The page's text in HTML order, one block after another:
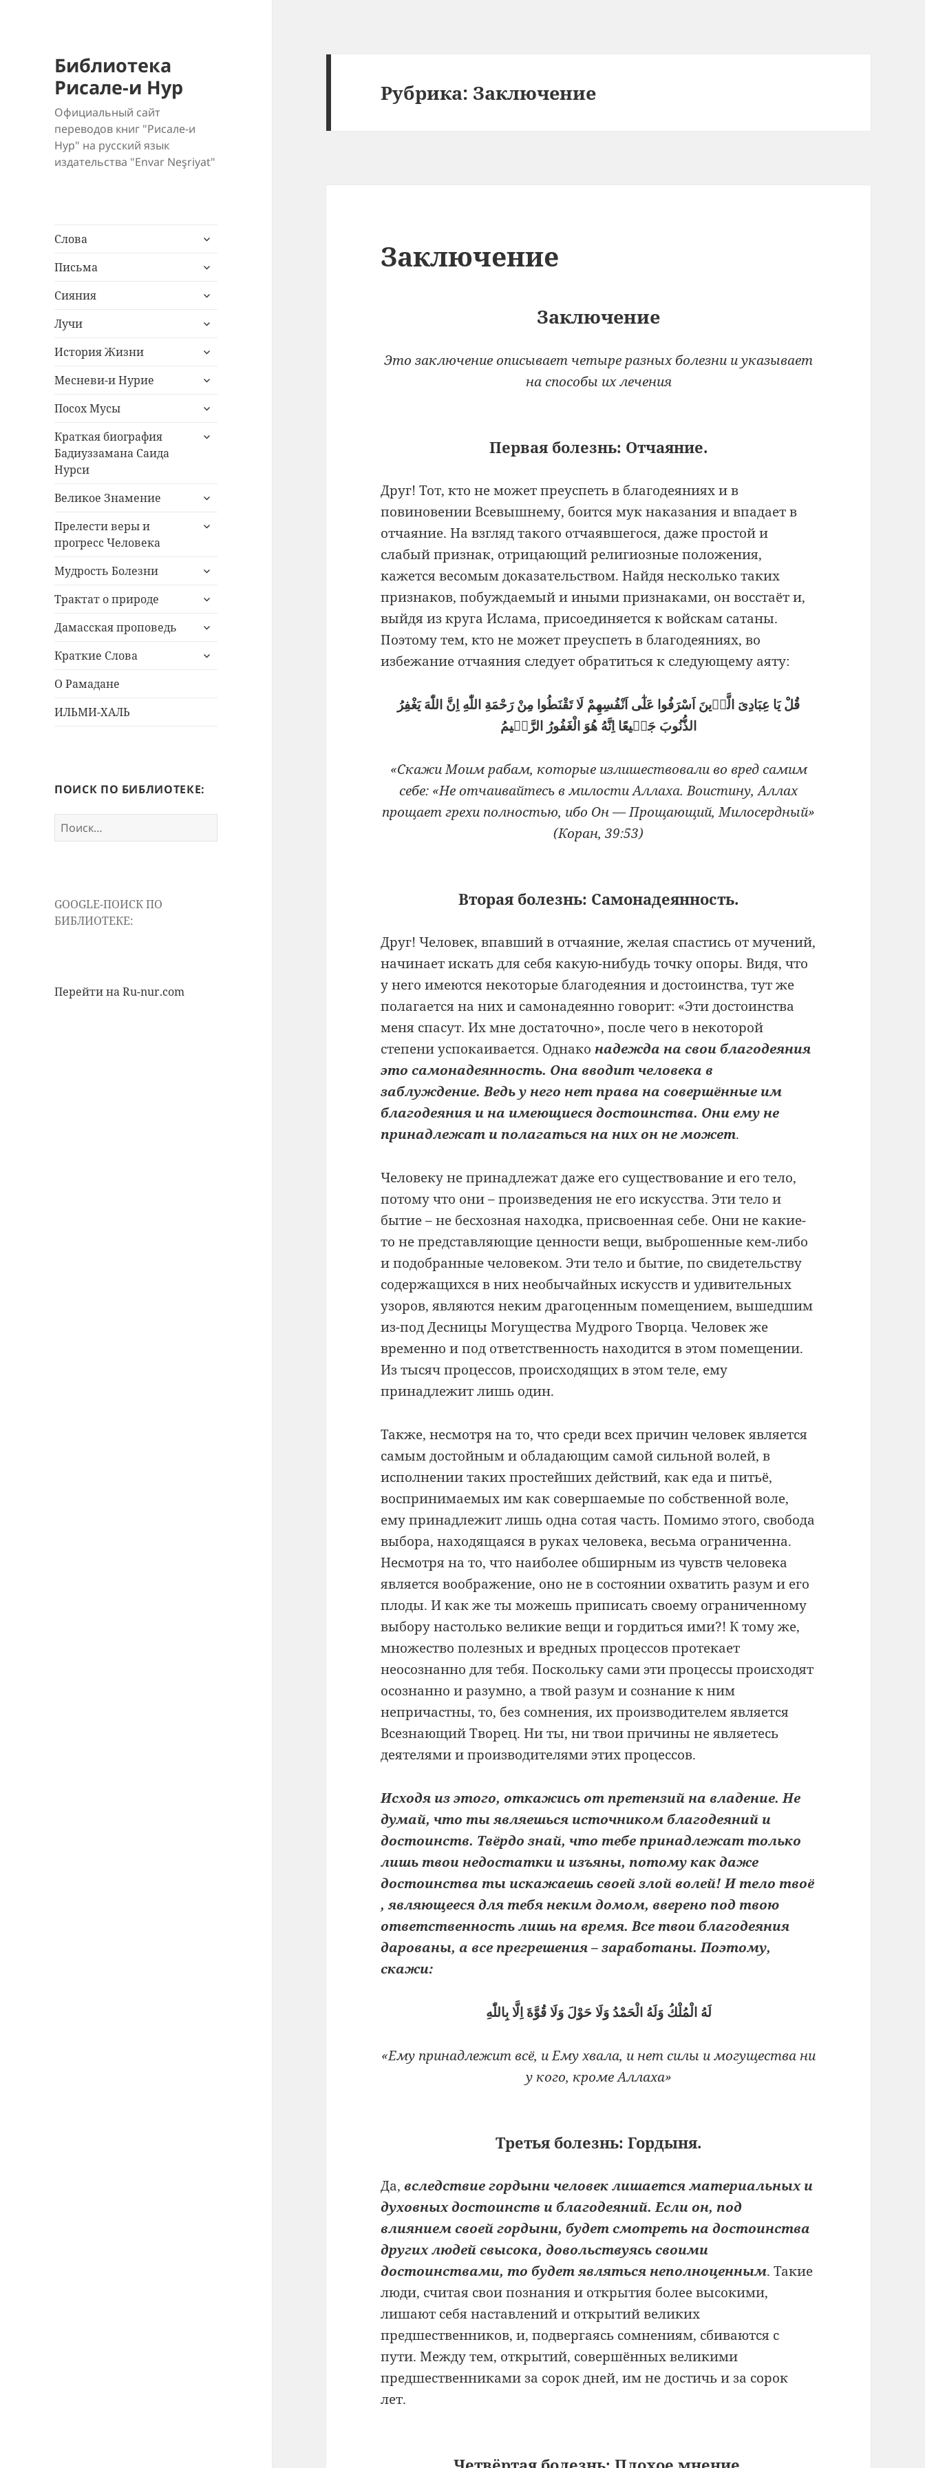
Библиотека
Рисале-и Нур
Официальный сайт
переводов книг "Рисале-и
Нур" на русский язык
издательства "Envar Neşriyat"
Слова
раскрыть
меню
Письма
раскрыть
меню
Сияния
раскрыть
меню
Лучи
раскрыть
меню
История Жизни
раскрыть
меню
Месневи-и Нурие
раскрыть
меню
Посох Мусы
раскрыть
меню
Краткая биография
Бадиуззамана Саида
Нурси
раскрыть
Великое Знамение
раскрыть
меню
Прелести веры и
прогресс Человека
раскрыть
Мудрость Болезни
раскрыть
меню
Трактат о природе
раскрыть
меню
Дамасская проповедь
раскрыть
меню
Краткие Слова
раскрыть
О Рамадане
ИЛЬМИ-ХАЛЬ
ПОИСК ПО БИБЛИОТЕКЕ:
Найти:
GOOGLE-ПОИСК ПО
БИБЛИОТЕКЕ:
Перейти на Ru-nur.com
Рубрика: Заключение
Заключение
Заключение
Это заключение описывает четыре разных болезни и указывает
на способы их лечения
Первая болезнь: Отчаяние.
Друг! Тот, кто не может преуспеть в благодеяниях и в
повиновении Всевышнему, боится мук наказания и впадает в
отчаяние. На взгляд такого отчаявшегося, даже простой и
слабый признак, отрицающий религиозные положения,
кажется весомым доказательством. Найдя несколько таких
признаков, побуждаемый и иными признаками, он восстаёт и,
выйдя из круга Ислама, присоединяется к войскам сатаны.
Поэтому тем, кто не может преуспеть в благодеяниях, во
избежание отчаяния следует обратиться к следующему аяту:
قُلْ يَا عِبَادِىَ الَّذٖينَ اَسْرَفُوا عَلٰٓى اَنْفُسِهِمْ لَا تَقْنَطُوا مِنْ رَحْمَةِ اللّٰهِ اِنَّ اللّٰهَ يَغْفِرُ
الذُّنُوبَ جَمٖيعًا اِنَّهُ هُوَ الْغَفُورُ الرَّحٖيمُ
«Скажи Моим рабам, которые излишествовали во вред самим
себе: «Не отчаивайтесь в милости Аллаха. Воистину, Аллах
прощает грехи полностью, ибо Он — Прощающий, Милосердный»
(Коран, 39:53)
Вторая болезнь: Самонадеянность.
Друг! Человек, впавший в отчаяние, желая спастись от мучений,
начинает искать для себя какую-нибудь точку опоры. Видя, что
у него имеются некоторые благодеяния и достоинства, тут же
полагается на них и самонадеянно говорит: «Эти достоинства
меня спасут. Их мне достаточно», после чего в некоторой
степени успокаивается. Однаконадежда на свои благодеяния
это самонадеянность. Она вводит человека в
заблуждение. Ведь у него нет права на совершённые им
благодеяния и на имеющиеся достоинства. Они ему не
принадлежат и полагаться на них он не может.
Человеку не принадлежат даже его существование и его тело,
потому что они – произведения не его искусства. Эти тело и
бытие – не бесхозная находка, присвоенная себе. Они не какие-
то не представляющие ценности вещи, выброшенные кем-либо
и подобранные человеком. Эти тело и бытие, по свидетельству
содержащихся в них необычайных искусств и удивительных
узоров, являются неким драгоценным помещением, вышедшим
из-под Десницы Могущества Мудрого Творца. Человек же
временно и под ответственность находится в этом помещении.
Из тысяч процессов, происходящих в этом теле, ему
принадлежит лишь один.
Также, несмотря на то, что среди всех причин человек является
самым достойным и обладающим самой сильной волей, в
исполнении таких простейших действий, как еда и питьё,
воспринимаемых им как совершаемые по собственной воле,
ему принадлежит лишь одна сотая часть. Помимо этого, свобода
выбора, находящаяся в руках человека, весьма ограниченна.
Несмотря на то, что наиболее обширным из чувств человека
является воображение, оно не в состоянии охватить разум и его
плоды. И как же ты можешь приписать своему ограниченному
выбору настолько великие вещи и гордиться ими?! К тому же,
множество полезных и вредных процессов протекает
неосознанно для тебя. Поскольку сами эти процессы происходят
осознанно и разумно, а твой разум и сознание к ним
непричастны, то, без сомнения, их производителем является
Всезнающий Творец. Ни ты, ни твои причины не являетесь
деятелями и производителями этих процессов.
Исходя из этого, откажись от претензий на владение. Не
думай, что ты являешься источником благодеяний и
достоинств. Твёрдо знай, что тебе принадлежат только
лишь твои недостатки и изъяны, потому как даже
достоинства ты искажаешь своей злой волей! И тело твоё
, являющееся для тебя неким домом, вверено под твою
ответственность лишь на время. Все твои благодеяния
дарованы, а все прегрешения – заработаны. Поэтому,
скажи:
لَهُ الْمُلْكُ وَلَهُ الْحَمْدُ وَلَا حَوْلَ وَلَا قُوَّةَ اِلَّا بِاللّٰهِ
«Ему принадлежит всё, и Ему хвала, и нет силы и могущества ни
у кого, кроме Аллаха»
Третья болезнь: Гордыня.
Да,вследствие гордыни человек лишается материальных и
духовных достоинств и благодеяний. Если он, под
влиянием своей гордыни, будет смотреть на достоинства
других людей свысока, довольствуясь своими
достоинствами, то будет являться неполноценным. Такие
люди, считая свои познания и открытия более высокими,
лишают себя наставлений и открытий великих
предшественников, и, подвергаясь сомнениям, сбиваются с
пути. Между тем, открытий, совершённых великими
предшественниками за сорок дней, им не достичь и за сорок
лет.